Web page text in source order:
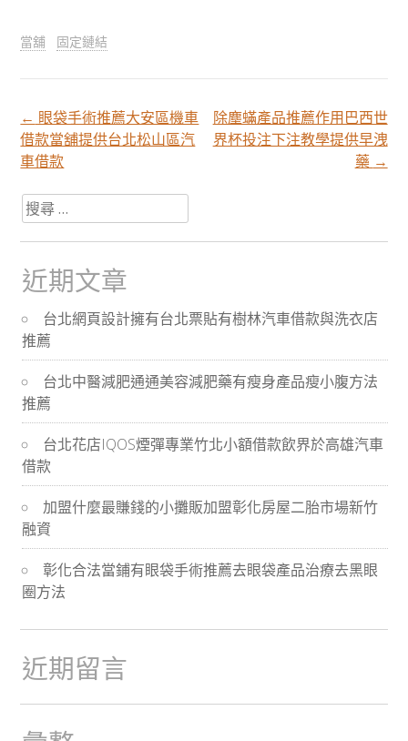
當舖 固定鏈結
文
章
分
頁
導
航
← 眼袋手術推薦大安區機車
借款當舖提供台北松山區汽
車借款
除塵蟎產品推薦作用巴西世
界杯投注下注教學提供早洩
藥 →
搜
尋
關
於：
近期文章
台北網頁設計擁有台北票貼有樹林汽車借款與洗衣店
推薦
台北中醫減肥通通美容減肥藥有瘦身產品瘦小腹方法
推薦
台北花店IQOS煙彈專業竹北小額借款飲界於高雄汽車
借款
加盟什麼最賺錢的小攤販加盟彰化房屋二胎市場新竹
融資
彰化合法當鋪有眼袋手術推薦去眼袋產品治療去黑眼
圈方法
近期留言